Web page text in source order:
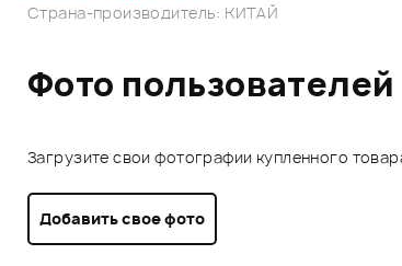
Страна-производитель: КИТАЙ
Фото пользователей
Загрузите свои фотографии купленного
Добавить свое фото